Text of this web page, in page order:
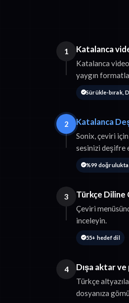
1 Katalanca
Katalanca
yaygın
Sürükle-bırak,
2 Katalanca
Sonix, çeviri
sesinizi deşifre
%99
3 Türkçe Diline
Çeviri
inceleyin.
55+ hedef dil
4 Dışa aktar
Türkçe
dosyanıza